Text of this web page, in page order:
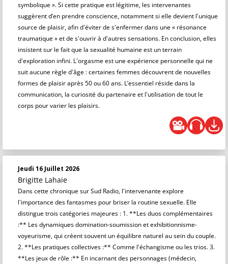
symbolique ». Si cette pratique est légitime, les intervenantes
suggèrent d’en prendre conscience, notamment si elle devient l'unique
source de plaisir, afin d'éviter de s'enfermer dans une « résonance
traumatique » et de s'ouvrir à d'autres sensations. En conclusion, elles
insistent sur le fait que la sexualité humaine est un terrain
d'exploration infini. L'orgasme est une expérience personnelle qui ne
suit aucune règle d'âge : certaines femmes découvrent de nouvelles
formes de plaisir après 50 ou 60 ans. L’essentiel réside dans la
communication, la curiosité du partenaire et l'utilisation de tout le
corps pour varier les plaisirs.
Jeudi 16 Juillet 2026
Brigitte Lahaie
Dans cette chronique sur Sud Radio, l'intervenante explore
l'importance des fantasmes pour briser la routine sexuelle. Elle
distingue trois catégories majeures : 1. **Les duos complémentaires
:** Les dynamiques domination-soumission et exhibitionnisme-
voyeurisme, qui créent souvent un équilibre naturel au sein du couple.
2. **Les pratiques collectives :** Comme l'échangisme ou les trios. 3.
**Les jeux de rôle :** En incarnant des personnages (médecin,